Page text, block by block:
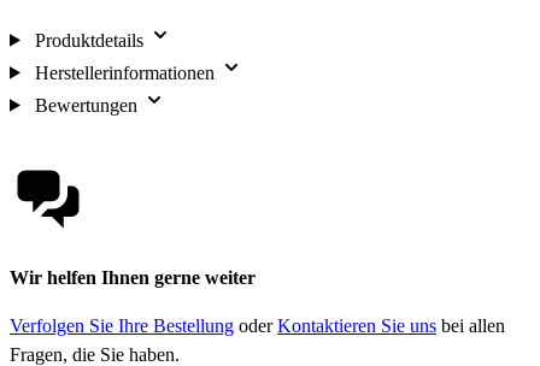
Produktdetails
Herstellerinformationen
Bewertungen
Wir helfen Ihnen gerne weiter
Verfolgen Sie Ihre Bestellung oderKontaktieren Sie uns bei allen
Fragen, die Sie haben.